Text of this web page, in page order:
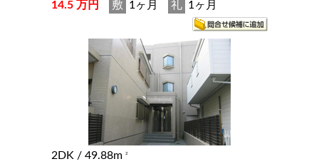
14.5 万円 敷 1ヶ月 礼 1ヶ月
2DK / 49.88m 2